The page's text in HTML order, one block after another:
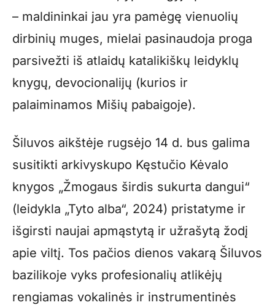
– maldininkai jau yra pamėgę vienuolių
dirbinių muges, mielai pasinaudoja proga
parsivežti iš atlaidų katalikiškų leidyklų
knygų, devocionalijų (kurios ir
palaiminamos Mišių pabaigoje).
Šiluvos aikštėje rugsėjo 14 d. bus galima
susitikti arkivyskupo Kęstučio Kėvalo
knygos „Žmogaus širdis sukurta dangui“
(leidykla „Tyto alba“, 2024) pristatyme ir
išgirsti naujai apmąstytą ir užrašytą žodį
apie viltį. Tos pačios dienos vakarą Šiluvos
bazilikoje vyks profesionalių atlikėjų
rengiamas vokalinės ir instrumentinės